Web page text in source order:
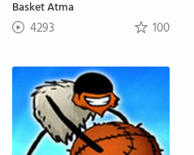
Basket Atma
4293 100